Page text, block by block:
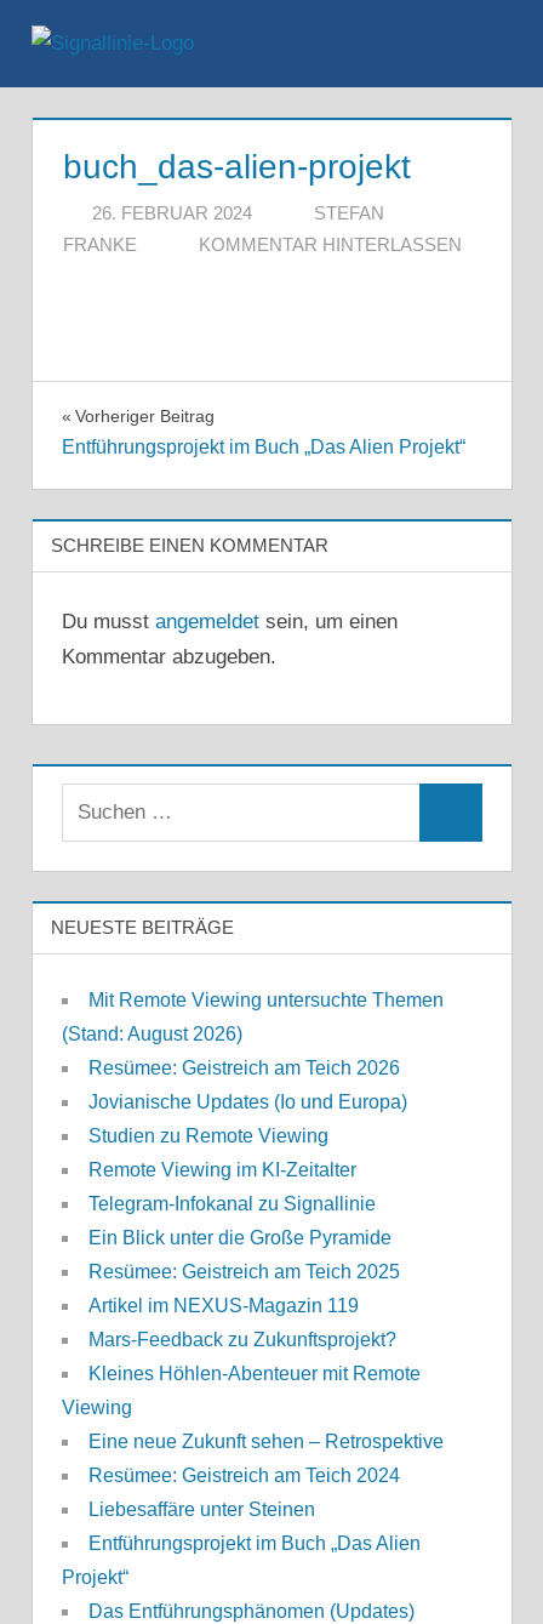
Inhalt
springen
buch_das-alien-projekt
26. FEBRUAR 2024
STEFAN
FRANKE
KOMMENTAR HINTERLASSEN
Beitragsnavigation
Vorheriger Beitrag
Entführungsprojekt im Buch „Das Alien Projekt“
SCHREIBE EINEN KOMMENTAR
Du musst angemeldetsein, um einen
Kommentar abzugeben.
NEUESTE BEITRÄGE
Mit Remote Viewing untersuchte Themen
(Stand: August 2026)
Resümee: Geistreich am Teich 2026
Jovianische Updates (Io und Europa)
Studien zu Remote Viewing
Remote Viewing im KI-Zeitalter
Telegram-Infokanal zu Signallinie
Ein Blick unter die Große Pyramide
Resümee: Geistreich am Teich 2025
Artikel im NEXUS-Magazin 119
Mars-Feedback zu Zukunftsprojekt?
Kleines Höhlen-Abenteuer mit Remote
Viewing
Eine neue Zukunft sehen – Retrospektive
Resümee: Geistreich am Teich 2024
Liebesaffäre unter Steinen
Entführungsprojekt im Buch „Das Alien
Projekt“
Das Entführungsphänomen (Updates)